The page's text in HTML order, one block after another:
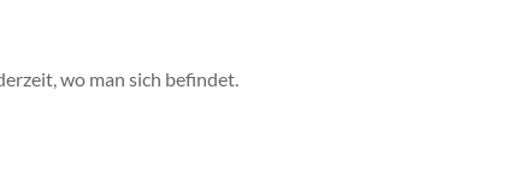
wo man sich befindet.